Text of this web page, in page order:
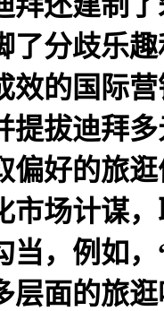
分歧乐
效的国际
提拔迪拜
偏好的旅
市场计谋
当，例如
层面的旅